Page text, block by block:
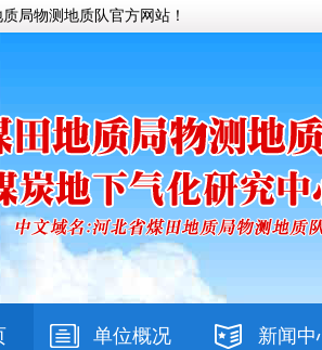
局物测地质队官方网站！
单位概况 新闻中